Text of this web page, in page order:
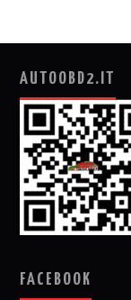
AUTOOBD2.IT
FACEBOOK